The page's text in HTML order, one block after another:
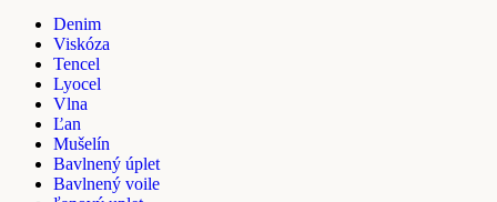
Denim
Viskóza
Tencel
Lyocel
Vlna
Ľan
Mušelín
Bavlnený úplet
Bavlnený voile